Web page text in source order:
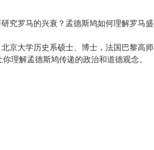
究罗马的兴衰？孟德斯鸠如何理解罗马盛
京大学历史系硕士、博士，法国巴黎高师